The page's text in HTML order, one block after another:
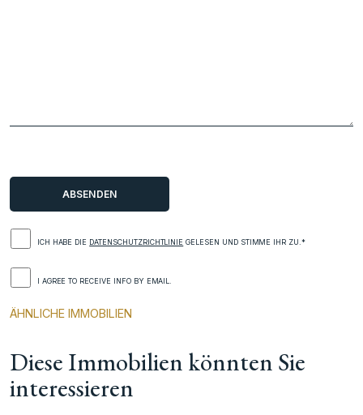
ICH HABE DIE DATENSCHUTZRICHTLINIE GELESEN UND STIMME IHR ZU.*
I AGREE TO RECEIVE INFO BY EMAIL.
ÄHNLICHE IMMOBILIEN
Diese Immobilien könnten Sie
interessieren